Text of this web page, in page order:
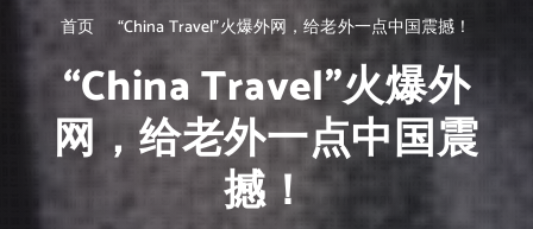
首页 “China Travel”火爆外网，给老外一点中国震撼！
“China Travel”火爆外
网，给老外一点中国震
撼！